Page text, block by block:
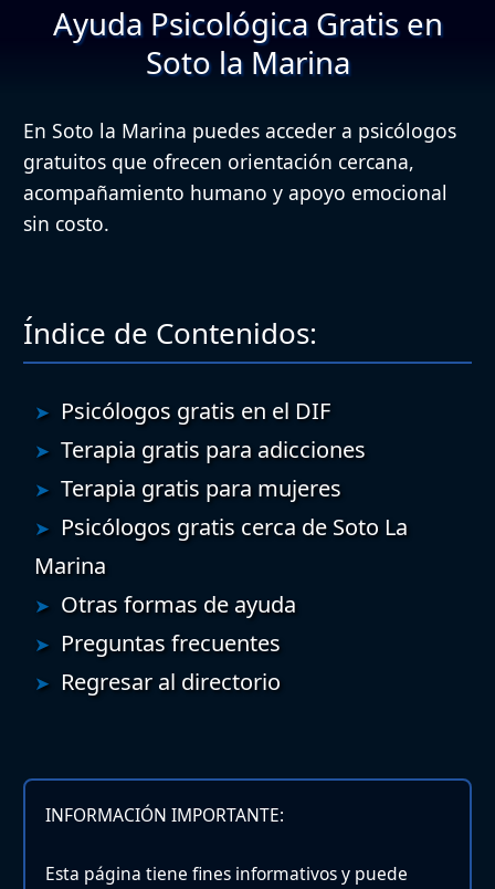
Ayuda Psicológica Gratis en
Soto la Marina
En Soto la Marina puedes acceder a psicólogos
gratuitos que ofrecen orientación cercana,
acompañamiento humano y apoyo emocional
sin costo.
Índice de Contenidos:
Psicólogos gratis en el DIF
Terapia gratis para adicciones
Terapia gratis para mujeres
Psicólogos gratis cerca de Soto La
Marina
Otras formas de ayuda
Preguntas frecuentes
Regresar al directorio
INFORMACIÓN IMPORTANTE:
Esta página tiene fines informativos y puede